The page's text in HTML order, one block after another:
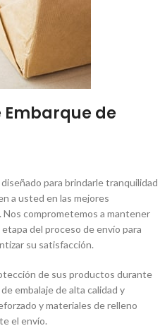
Embarque de
para brindarle tranquilidad
a usted en las mejores
comprometemos a mantener
del proceso de envío para
su satisfacción.
de sus productos durante
embalaje de alta calidad y
y materiales de relleno
el envío.